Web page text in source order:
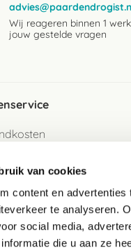
van cookies
content en
te analyseren.
social media,
die u aan ze
Wij reageren binnen 1
jouw gestelde vragen
sturen als gast